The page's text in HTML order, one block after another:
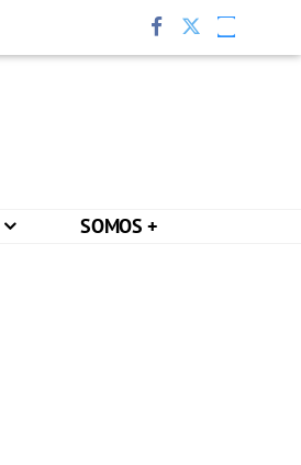
SOMOS +